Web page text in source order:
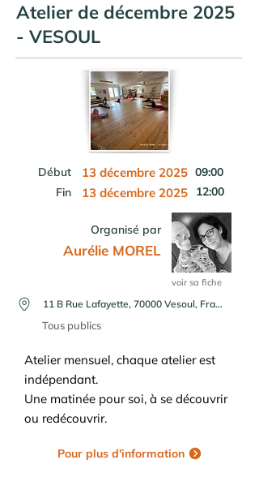
Atelier de décembre 2025
- VESOUL
Début 13 décembre 2025 09:00
Fin
13 décembre 2025 12:00
Organisé par
Aurélie MOREL
voir sa fiche
11 B Rue Lafayette, 70000 Vesoul, France
Tous publics
Atelier mensuel, chaque atelier est
indépendant.
Une matinée pour soi, à se découvrir
ou redécouvrir.
Pour plus d'information